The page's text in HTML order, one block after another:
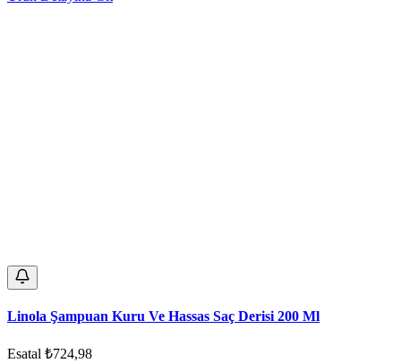
Linola Şampuan Kuru Ve Hassas Saç Derisi 200 Ml
Esatal ₺724,98